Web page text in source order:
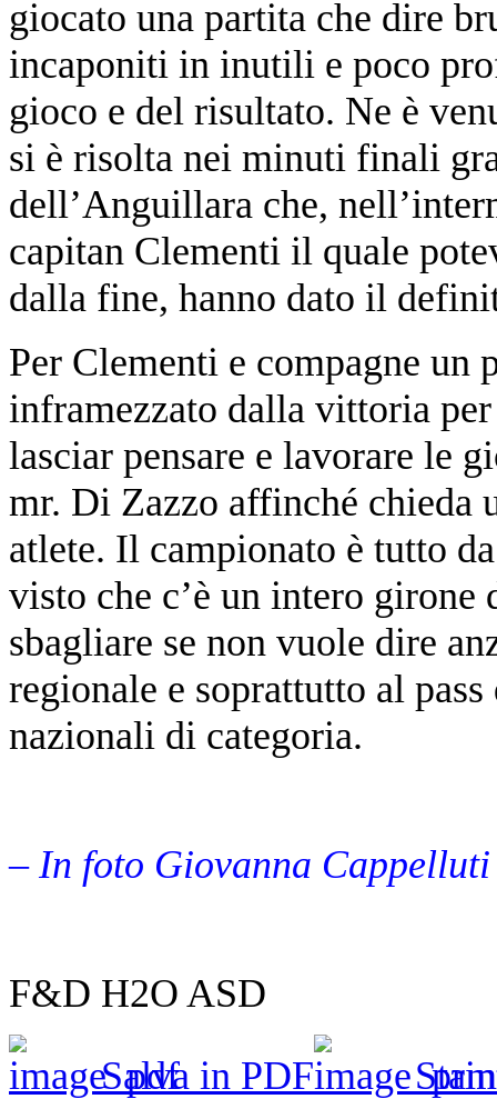
giocato una partita che dire
incaponiti in inutili e poco
gioco e del risultato. Ne è
si è risolta nei minuti finali
dell’Anguillara che,
capitan Clementi il quale
dalla fine, hanno dato il
Per Clementi e compagne un
inframezzato dalla vittoria
lasciar pensare e lavorare le
mr. Di Zazzo affinché chieda
atlete. Il campionato è tutto
visto che c’è un intero
sbagliare se non vuole dire
regionale e soprattutto al
nazionali di categoria.
– In foto Giovanna
F&D H2O ASD
Salva in PDF